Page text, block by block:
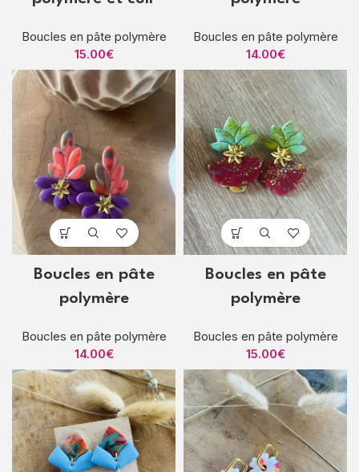
Boucles en pâte polymère
15.00€
Boucles en pâte polymère
14.00€
Boucles en pâte
polymère
Boucles en pâte polymère
14.00€
Boucles en pâte
polymère
Boucles en pâte polymère
15.00€